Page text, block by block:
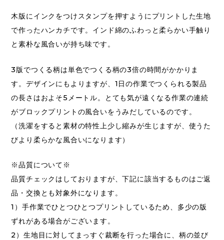
木版にインクをつけスタンプを押すようにプリントした生地
で作ったハンカチです。インド綿のふわっと柔らかい手触り
と素朴な風合いが持ち味です。
3版でつくる柄は単色でつくる柄の3倍の時間がかかりま
す。デザインにもよりますが、1日の作業でつくられる製品
の長さはおよそ5メートル。とても気が遠くなる作業の連続
がブロックプリントの風合いをうみだしているのです。
（洗濯をすると素材の特性上少し縮みが生じますが、使うた
びより柔らかな風合いになります）
※品質について※
品質チェックはしておりますが、下記に該当するものはご返
品・交換とも対象外になります。
1）手作業でひとつひとつプリントしているため、多少の版
ずれがある場合がございます。
2）生地目に対してまっすぐ裁断を行った場合に、柄の並び